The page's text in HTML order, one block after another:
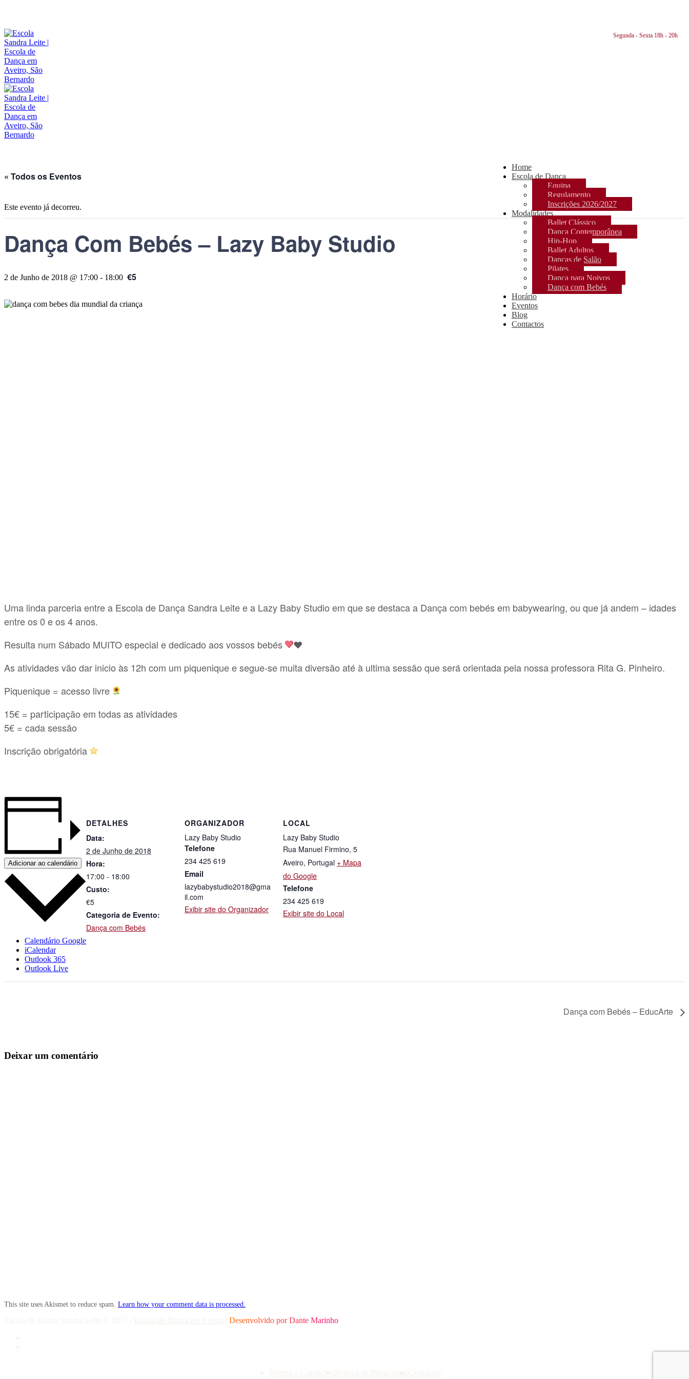
Segunda - Sexta 18h - 20h
Home
Escola de Dança
Equipa
Regulamento
Inscrições 2026/2027
Modalidades
Ballet Clássico
Dança Contemporânea
Hip-Hop
Ballet Adultos
Danças de Salão
Pilates
Dança para Noivos
Dança com Bebés
Horário
Eventos
Blog
Contactos
« Todos os Eventos
Este evento já decorreu.
Dança Com Bebés – Lazy Baby Studio
2 de Junho de 2018 @ 17:00 - 18:00 €5
Uma linda parceria entre a Escola de Dança Sandra Leite e a Lazy Baby Studio em que se destaca a Dança com bebés em babywearing, ou que já andem – idades
entre os 0 e os 4 anos.
Resulta num Sábado MUITO especial e dedicado aos vossos bebés
❤
As atividades vão dar inicio às 12h com um piquenique e segue-se muita diversão até à ultima sessão que será orientada pela nossa professora Rita G. Pinheiro.
Piquenique = acesso livre
15€ = participação em todas as atividades
5€ = cada sessão
Inscrição obrigatória
Adicionar ao calendário
Calendário Google
iCalendar
Outlook 365
Outlook Live
DETALHES
Data:
2 de Junho de 2018
Hora:
17:00 - 18:00
Custo:
€5
Categoria de Evento:
Dança com Bebés
ORGANIZADOR
Lazy Baby Studio
Telefone
234 425 619
Email
lazybabystudio2018@gma
il.com
Exibir site do Organizador
LOCAL
Lazy Baby Studio
Rua Manuel Firmino, 5
Aveiro, Portugal + Mapa
do Google
Telefone
234 425 619
Exibir site do Local
Dança com Bebés – EducArte
Deixar um comentário
This site uses Akismet to reduce spam. Learn how your comment data is processed.
Desenvolvido porDante Marinho
Termos e Condições Política de Privacidade